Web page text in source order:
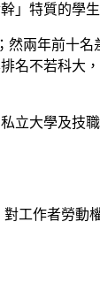
」特質的學生
兩年前十
名不若科大
立大學及技
工作者勞動